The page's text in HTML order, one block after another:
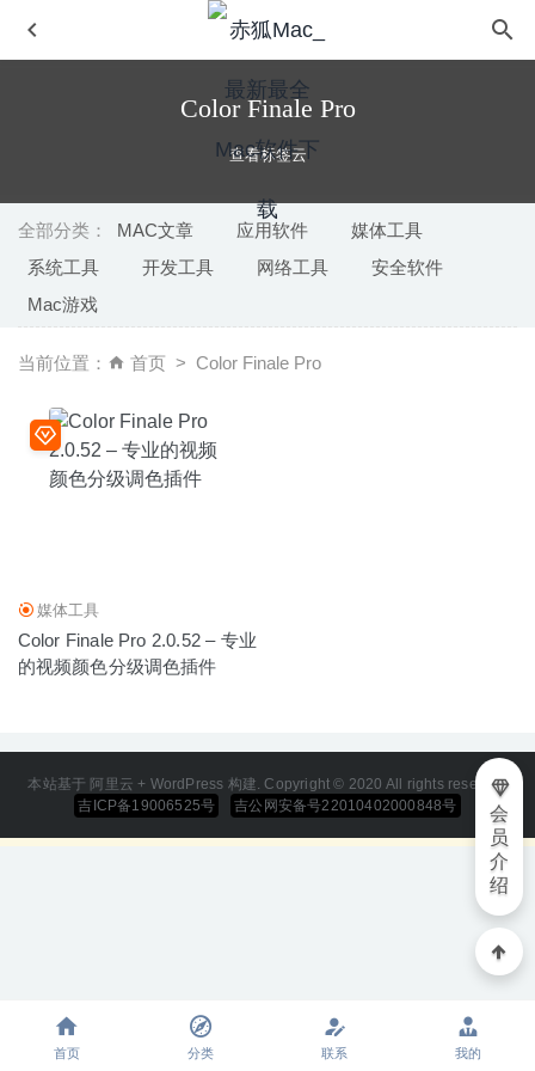
Color Finale Pro
查看标签云
全部分类： MAC文章 应用软件
媒体工具
系统工具
开发工具 网络工具
安全软件
Mac游戏
当前位置： 首页 Color Finale Pro
媒体工具
Color Finale Pro 2.0.52 – 专业
的视频颜色分级调色插件
本站基于 阿里云 + WordPress 构建. Copyright © 2020 All rights reserved
吉ICP备19006525号
吉公网安备号22010402000848号
会
员
介
绍
2020-06-10
Audirvana 3.5.38 中文版-专业无损音乐播放器
DaVinci Resolve Studio(达芬奇) 16.2.4 中文版-顶级视频调
色剪辑软件 2020-07-19
Wondershare Filmora 9.5.0.30 – 好用的视频编辑合成软件
首页 分类 联系 我的